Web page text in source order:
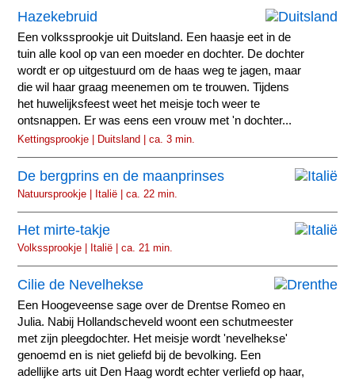
Hazekebruid
Een volkssprookje uit Duitsland. Een haasje eet in de
tuin alle kool op van een moeder en dochter. De dochter
wordt er op uitgestuurd om de haas weg te jagen, maar
die wil haar graag meenemen om te trouwen. Tijdens
het huwelijksfeest weet het meisje toch weer te
ontsnappen. Er was eens een vrouw met 'n dochter...
Kettingsprookje | Duitsland | ca. 3 min.
De bergprins en de maanprinses
Natuursprookje | Italië | ca. 22 min.
Het mirte-takje
Volkssprookje | Italië | ca. 21 min.
Cilie de Nevelhekse
Een Hoogeveense sage over de Drentse Romeo en
Julia. Nabij Hollandscheveld woont een schutmeester
met zijn pleegdochter. Het meisje wordt 'nevelhekse'
genoemd en is niet geliefd bij de bevolking. Een
adellijke arts uit Den Haag wordt echter verliefd op haar,